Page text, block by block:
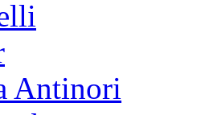
Antinori